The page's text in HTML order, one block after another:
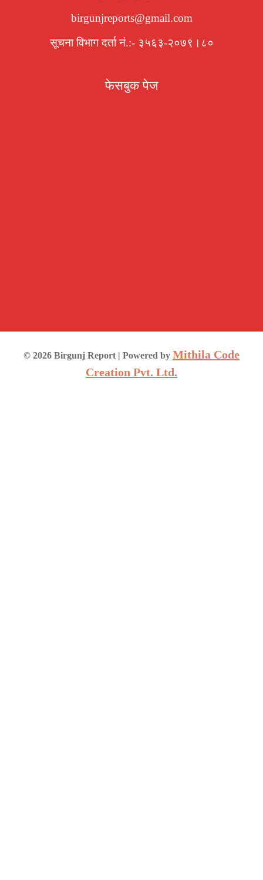
birgunjreports@gmail.com
सूचना विभाग दर्ता नं.:- ३५६३-२०७९।८०
फेसबुक पेज
© 2026 Birgunj Report | Powered by Mithila Code
Creation Pvt. Ltd.